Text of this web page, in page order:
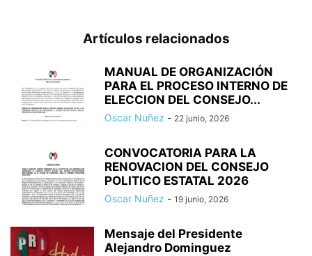
Artículos relacionados
MANUAL DE ORGANIZACIÓN
PARA EL PROCESO INTERNO DE
ELECCION DEL CONSEJO...
Oscar Nuñez - 22 junio, 2026
CONVOCATORIA PARA LA
RENOVACION DEL CONSEJO
POLITICO ESTATAL 2026
Oscar Nuñez - 19 junio, 2026
Mensaje del Presidente
Alejandro Dominguez